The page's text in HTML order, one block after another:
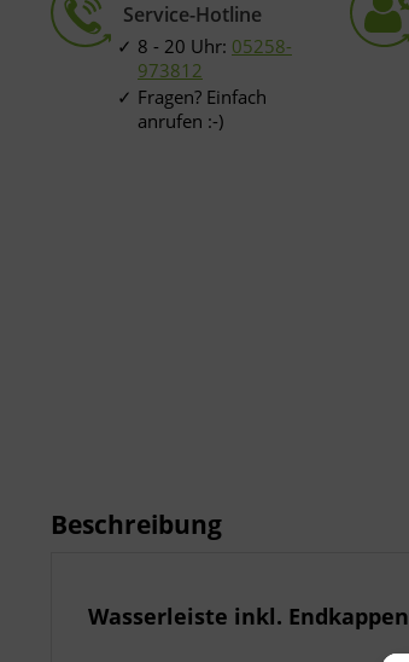
Service-Hotline
8 - 20 Uhr: 05258-
973812
Fragen? Einfach
anrufen :-)
Beschreibung
Wasserleiste inkl. Endkappen